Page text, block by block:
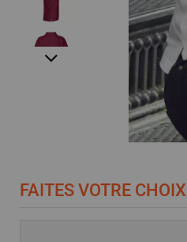
FAITES VOTRE CHOIX